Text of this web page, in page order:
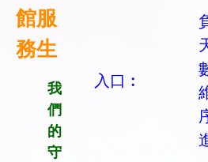
館服
務生
我
們
的
守
入口︰